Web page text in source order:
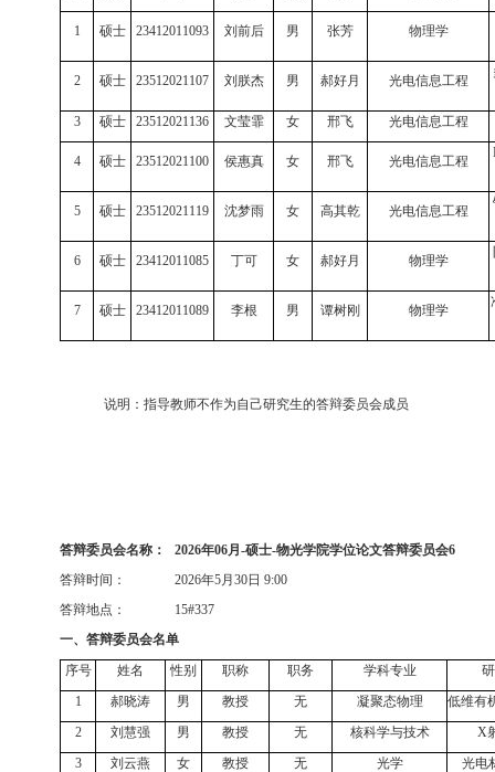
1 硕士 23412011093 刘前后 男 张芳 物理学
2 硕士 23512021107 刘朕杰 男 郝好月 光电信息工程
3 硕士 23512021136 文莹霏 女 邢飞 光电信息工程
4 硕士 23512021100 侯惠真 女 邢飞 光电信息工程
5 硕士 23512021119 沈梦雨 女 高其乾 光电信息工程
6 硕士 23412011085 丁可 女 郝好月 物理学
7 硕士 23412011089 李根 男 谭树刚 物理学
说明：指导教师不作为自己研究生的答辩委员会成员
答辩委员会名称： 2026年06月-硕士-物光学院学位论文答辩委员会6
答辩时间：
2026年5月30日 9:00
答辩地点：
15#337
一、答辩委员会名单
序号
姓名 性别 职称 职务 学科专业
1
郝晓涛 男 教授 无 凝聚态物理
低维有
2
刘慧强 男 教授 无 核科学与技术 X
3
刘云燕 女 教授 无 光学
光电